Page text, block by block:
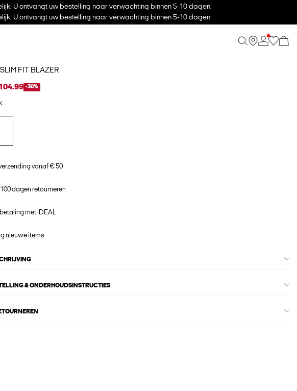
U ontvangt uw bestelling naar verwachting binnen 5-10 dagen.
U ontvangt uw bestelling naar verwachting binnen 5-10 dagen.
FIT BLAZER
-30%
vanaf € 50
100 dagen retourneren
met iDEAL
nieuwe items
& ONDERHOUDSINSTRUCTIES